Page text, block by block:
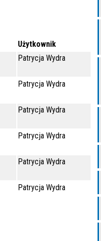
Użytkownik
Patrycja Wydra
Patrycja Wydra
Patrycja Wydra
Patrycja Wydra
Patrycja Wydra
Patrycja Wydra